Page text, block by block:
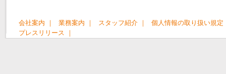
会社案内 ｜ 業務案内 ｜ スタッフ紹介 ｜
個人情報の取り扱い規定
プレスリリース ｜